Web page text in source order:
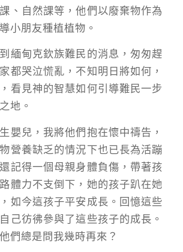
、自然課等，他們以廢棄物作為
小朋友種植植物。
緬甸克欽族難民的消息，匆匆趕
都哭泣慌亂，不知明日將如何，
看見神的智慧如何引導難民一步
地。
嬰兒，我將他們抱在懷中禱告，
營養缺乏的情況下也已長為活蹦
記得一個母親身體負傷，帶著孩
體力不支倒下，她的孩子趴在她
如今這孩子平安成長。回憶這些
己彷彿參與了這些孩子的成長。
們總是問我幾時再來？